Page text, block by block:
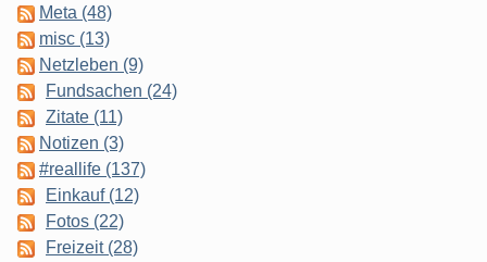
Meta (48)
misc (13)
Netzleben (9)
Fundsachen (24)
Zitate (11)
Notizen (3)
#reallife (137)
Einkauf (12)
Fotos (22)
Freizeit (28)